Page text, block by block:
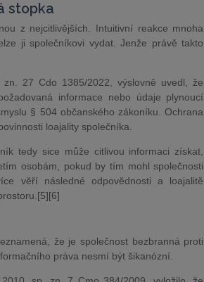
stopka
z nejcitlivějších. Intuitivní reakce mnoha
ji společníkovi vydat. Jenže právě takto
27 Cdo 1385/2022, výslovně uvedl, že
informace nebo údaje plynoucí
§ 504 občanského zákoníku. Ochrana
loajality společníka.
tedy sice může citlivou informaci získat,
osobám, pokud by tím mohl společnosti
věří následné odpovědnosti a loajalitě
že je společnost bezbranná proti
práva nesmí být šikanózní.